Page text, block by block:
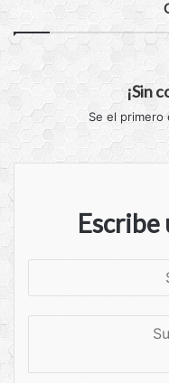
¡Sin
Se el primero